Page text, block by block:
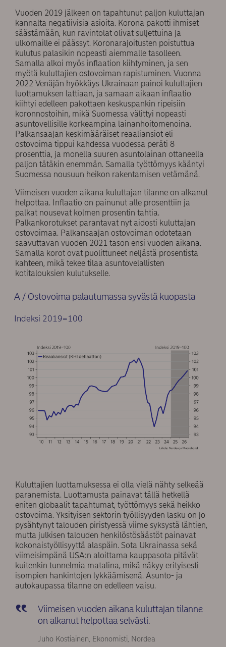
Vuoden 2019 jälkeen on tapahtunut paljon kuluttajan
kannalta negatiivisia asioita. Korona pakotti ihmiset
säästämään, kun ravintolat olivat suljettuina ja
ulkomaille ei päässyt. Koronarajoitusten poistuttua
kulutus palasikin nopeasti aiemmalle tasolleen.
Samalla alkoi myös inflaation kiihtyminen, ja sen
myötä kuluttajien ostovoiman rapistuminen. Vuonna
2022 Venäjän hyökkäys Ukrainaan painoi kuluttajien
luottamuksen lattiaan, ja samaan aikaan inflaatio
kiihtyi edelleen pakottaen keskuspankin ripeisiin
koronnostoihin, mikä Suomessa välittyi nopeasti
asuntovellisille korkeampina lainanhoitomenoina.
Palkansaajan keskimääräiset reaaliansiot eli
ostovoima tippui kahdessa vuodessa peräti 8
prosenttia, ja monella suuren asuntolainan ottaneella
paljon tätäkin enemmän. Samalla työttömyys kääntyi
Suomessa nousuun heikon rakentamisen vetämänä.
Viimeisen vuoden aikana kuluttajan tilanne on alkanut
helpottaa. Inflaatio on painunut alle prosenttiin ja
palkat nousevat kolmen prosentin tahtia.
Palkankorotukset parantavat nyt aidosti kuluttajan
ostovoimaa. Palkansaajan ostovoiman odotetaan
saavuttavan vuoden 2021 tason ensi vuoden aikana.
Samalla korot ovat puolittuneet neljästä prosentista
kahteen, mikä tekee tilaa asuntovelallisten
kotitalouksien kulutukselle.
A / Ostovoima palautumassa syvästä kuopasta
Indeksi 2019=100
Kuluttajien luottamuksessa ei olla vielä nähty selkeää
paranemista. Luottamusta painavat tällä hetkellä
eniten globaalit tapahtumat, työttömyys sekä heikko
ostovoima. Yksityisen sektorin työllisyyden lasku on jo
pysähtynyt talouden piristyessä viime syksystä lähtien,
mutta julkisen talouden henkilöstösäästöt painavat
kokonaistyöllisyyttä alaspäin. Sota Ukrainassa sekä
viimeisimpänä USA:n aloittama kauppasota pitävät
kuitenkin tunnelmia matalina, mikä näkyy erityisesti
isompien hankintojen lykkäämisenä. Asunto- ja
autokaupassa tilanne on edelleen vaisu.
Viimeisen vuoden aikana kuluttajan tilanne
on alkanut helpottaa selvästi.
Juho Kostiainen, Ekonomisti, Nordea